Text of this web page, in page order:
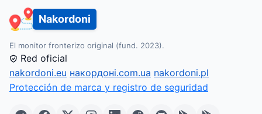
Nakordoni
El monitor fronterizo original (fund. 2023).
Red oficial
nakordoni.eu накордоні.com.ua nakordoni.pl
Protección de marca y registro de seguridad